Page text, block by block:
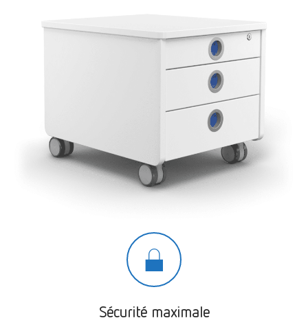
Sécurité maximale